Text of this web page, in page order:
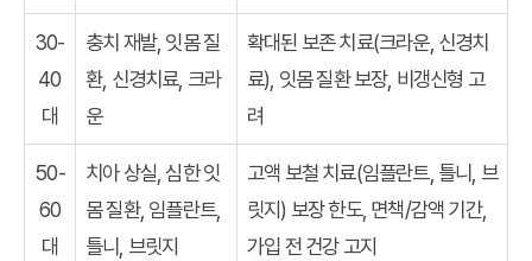
30-
40
대
충치 재발, 잇몸 질
환, 신경치료, 크라
운
확대된 보존 치료(크라운, 신경치
료), 잇몸 질환 보장, 비갱신형 고
려
50-
60
대
치아 상실, 심한 잇
몸 질환, 임플란트,
틀니, 브릿지
고액 보철 치료(임플란트, 틀니, 브
릿지) 보장 한도, 면책/감액 기간,
가입 전 건강 고지